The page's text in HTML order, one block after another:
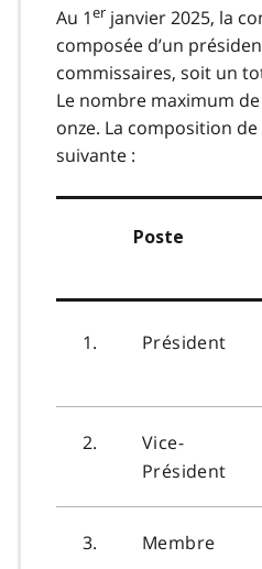
Au 1er janvier 2025, la
composée d’un
commissaires, soit un
Le nombre maximum
onze. La composition
suivante :
Poste
1. Président
2.
Vice-
Président
3. Membre